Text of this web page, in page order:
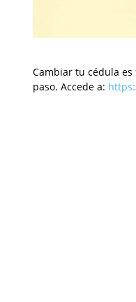
Cambiar tu cédula es
paso. Accede a: